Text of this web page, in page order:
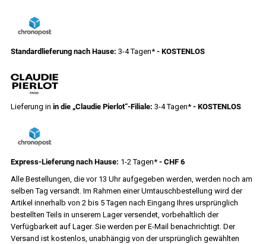
Standardlieferung nach Hause: 3-4 Tagen* - KOSTENLOS
Lieferung in in die „Claudie Pierlot“-Filiale: 3-4 Tagen* - KOSTENLOS
Express-Lieferung nach Hause: 1-2 Tagen* - CHF 6
Alle Bestellungen, die vor 13 Uhr aufgegeben werden, werden noch am
selben Tag versandt. Im Rahmen einer Umtauschbestellung wird der
Artikel innerhalb von 2 bis 5 Tagen nach Eingang Ihres ursprünglich
bestellten Teils in unserem Lager versendet, vorbehaltlich der
Verfügbarkeit auf Lager. Sie werden per E-Mail benachrichtigt. Der
Versand ist kostenlos, unabhängig von der ursprünglich gewählten